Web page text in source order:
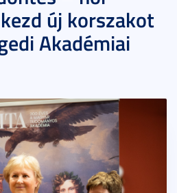
új korszakot
Akadémiai